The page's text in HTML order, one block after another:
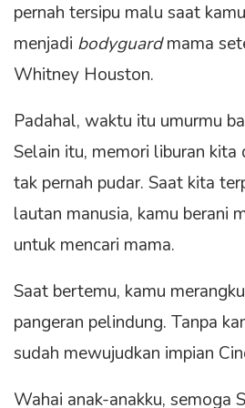
pernah tersipu malu saat
menjadi bodyguardmama
Whitney Houston.
Padahal, waktu itu umurmu
Selain itu, memori liburan
tak pernah pudar. Saat kita
lautan manusia, kamu berani
untuk mencari mama.
Saat bertemu, kamu
pangeran pelindung. Tanpa
sudah mewujudkan impian
Wahai anak-anakku, semoga